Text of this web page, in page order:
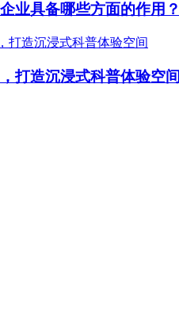
业具备哪些方面的作用？
打造沉浸式科普体验空间